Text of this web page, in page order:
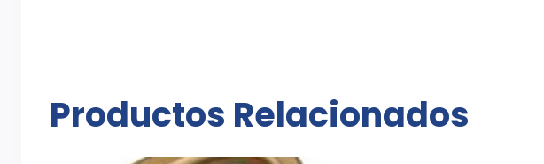
Productos Relacionados